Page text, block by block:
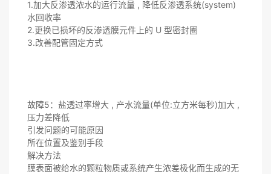
1.加大反渗透浓水的运行流量 , 降低反渗透系统(system)
水回收率
2.更换已损坏的反渗透膜元件上的 U 型密封圈
3.改善配管固定方式
故障5：盐透过率增大 , 产水流量(单位:立方米每秒)加大 ,
压力差降低
引发问题的可能原因
所在位置及鉴别手段
解决方法
膜表面被给水的颗粒物质或系统产生浓差极化而生成的无